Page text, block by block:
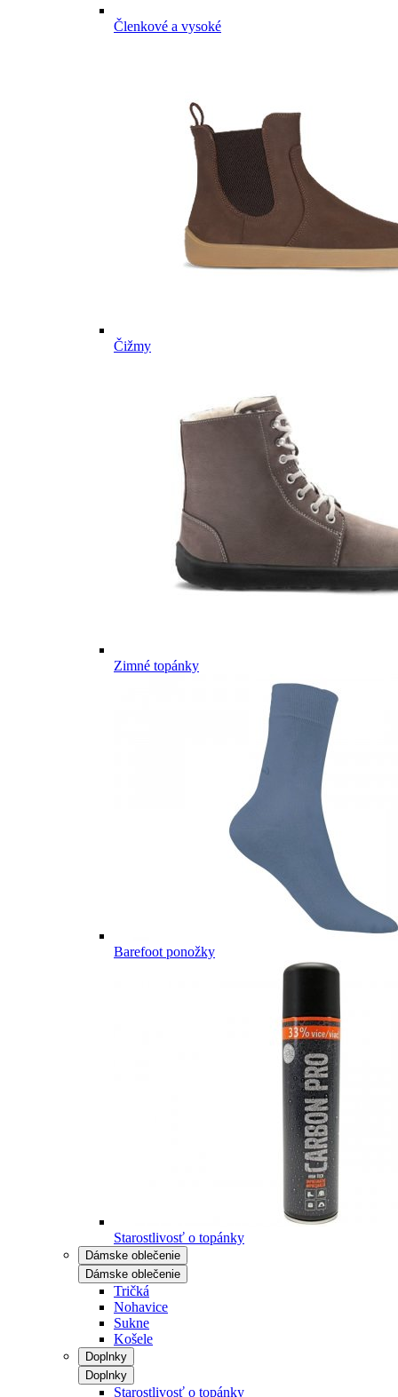
Členkové a vysoké
Čižmy
Zimné topánky
Barefoot ponožky
Starostlivosť o topánky
Dámske oblečenie
Dámske oblečenie
Tričká
Nohavice
Sukne
Košele
Doplnky
Doplnky
Starostlivosť o topánky